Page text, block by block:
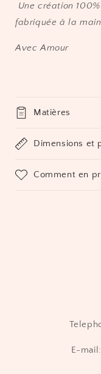
Une création
fabriquée à la
Avec Amour
Matières
Dimensions et
Comment en
E-